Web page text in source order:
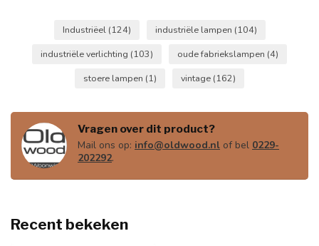
Industriëel (124) industriële lampen (104)
industriële verlichting (103) oude fabriekslampen (4)
stoere lampen (1) vintage (162)
Vragen over dit product?
Mail ons op: info@oldwood.nl of bel 0229-
202292.
Recent bekeken